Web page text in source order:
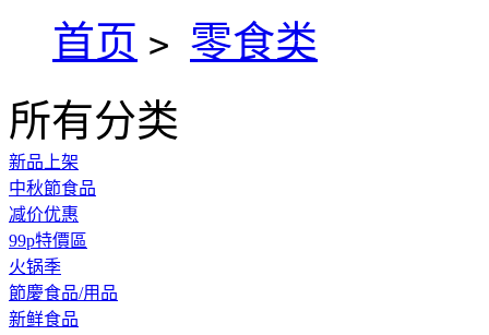
首页 > 零食类
所有分类
新品上架
中秋節食品
减价优惠
99p特價區
火锅季
節慶食品/用品
新鲜食品